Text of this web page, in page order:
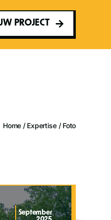
PROJECT
Home / Expertise/ Foto
September